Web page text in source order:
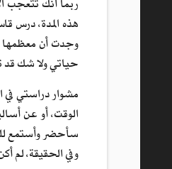
ربما أنك تتعجب
هذه المدة، درس
وجدت أن معظمها
حياتي ولا شك قد
الوقت، أو عن
سأحضر وأستمع
وفي الحقيقة، لم